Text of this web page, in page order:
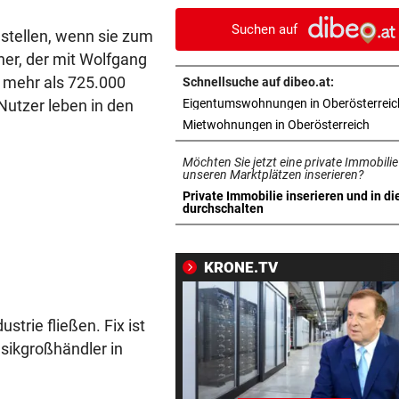
wenn sie zum
der mit Wolfgang
als 725.000
leben in den
fließen. Fix ist
in
beladen werden
WASSERSTAND ZU NIEDRIG vor
Voestalpine hat
Donau eingestellt
OFT WENIGER GESCHÄFT vor 17
Wirte mit Hitze-Einbußen:
liegen am See“
NEUER TAXIVERMITTLER
nach Linz bringt
SPRANG DANN IN POOL vor 19
Mühlviertler zündete sich im
Garten selbst an
WENIGER PRODUZIERT vor
Suchen auf
Schnellsuche auf dibeo.at:
Eigentumswohnungen in
Mietwohnungen in Oberösterreich
Möchten Sie jetzt eine private
unseren Marktplätzen inserieren?
Private Immobilie inserieren und in
durchschalten
in neuem Tab öffnen
KRONE.TV